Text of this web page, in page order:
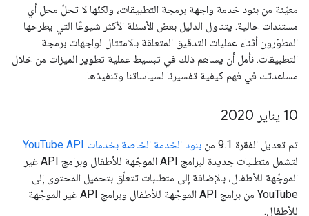
معيّنة من بنود خدمة واجهة برمجة التطبيقات، ولكنّها لا تحلّ محل أي
مستندات حالية. يتناول الدليل بعض الأسئلة الأكثر شيوعًا التي يطرحها
المطوّرون أثناء عمليات التدقيق المتعلقة بالامتثال لواجهات برمجة
التطبيقات. نأمل أن يساهم ذلك في تبسيط عملية تطوير الميزات من خلال
مساعدتك في فهم كيفية تفسيرنا لسياساتنا وتنفيذها.
‫10 يناير 2020
تم تعديل الفقرة 9.1 من
بنود الخدمة الخاصة بخدمات YouTube API
لتشمل متطلبات جديدة لبرامج API الموجّهة للأطفال وبرامج API غير
الموجّهة للأطفال، بالإضافة إلى متطلبات تتعلّق بتحميل المحتوى إلى
YouTube من برامج API الموجّهة للأطفال وبرامج API غير الموجّهة
للأطفال.